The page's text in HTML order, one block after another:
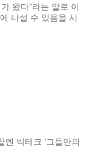
왔다”라는 말로 이
나설 수 있음을 시
엔 빅테크 '그들만의